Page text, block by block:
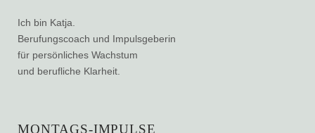
Ich bin Katja.
Berufungscoach und Impulsgeberin
für persönliches Wachstum
und berufliche Klarheit.
MONTAGS-IMPULSE